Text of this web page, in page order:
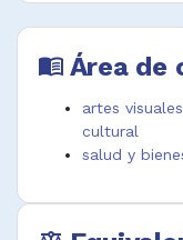
menu_book Área de
artes
cultural
salud y